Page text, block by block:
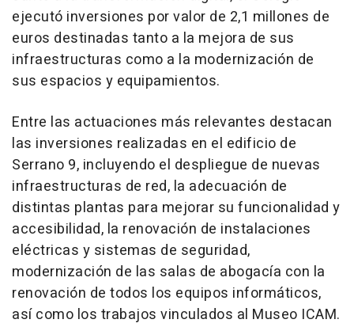
ejecutó inversiones por valor de 2,1 millones de
euros destinadas tanto a la mejora de sus
infraestructuras como a la modernización de
sus espacios y equipamientos.
Entre las actuaciones más relevantes destacan
las inversiones realizadas en el edificio de
Serrano 9, incluyendo el despliegue de nuevas
infraestructuras de red, la adecuación de
distintas plantas para mejorar su funcionalidad y
accesibilidad, la renovación de instalaciones
eléctricas y sistemas de seguridad,
modernización de las salas de abogacía con la
renovación de todos los equipos informáticos,
así como los trabajos vinculados al Museo ICAM.